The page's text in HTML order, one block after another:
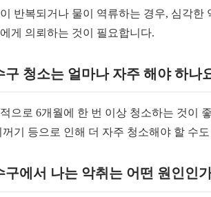
반복되거나 물이 역류하는 경우, 심각한
게 의뢰하는 것이 필요합니다.
구 청소는 얼마나 자주 해야 하나
으로 6개월에 한 번 이상 청소하는 것이
꺼기 등으로 인해 더 자주 청소해야 할 수
구에서 나는 악취는 어떤 원인인